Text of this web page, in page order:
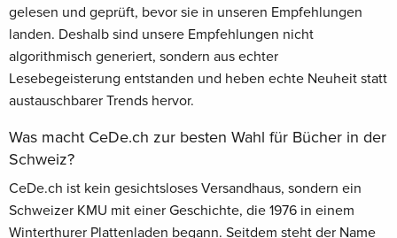
gelesen und geprüft, bevor sie in unseren Empfehlungen
landen. Deshalb sind unsere Empfehlungen nicht
algorithmisch generiert, sondern aus echter
Lesebegeisterung entstanden und heben echte Neuheit statt
austauschbarer Trends hervor.
Was macht CeDe.ch zur besten Wahl für Bücher in der
Schweiz?
CeDe.ch ist kein gesichtsloses Versandhaus, sondern ein
Schweizer KMU mit einer Geschichte, die 1976 in einem
Winterthurer Plattenladen begann. Seitdem steht der Name